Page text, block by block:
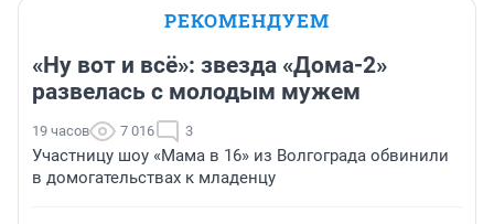
РЕКОМЕНДУЕМ
«Ну вот и всё»: звезда «Дома-2»
развелась с молодым мужем
19 часов 7 016 3
Участницу шоу «Мама в 16» из Волгограда обвинили
в домогательствах к младенцу